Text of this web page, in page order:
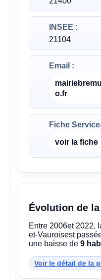
INSEE :
21104
Email :
o.fr
Fiche
voir la fiche
Évolution de
Entre 2006et 2022,
et-Vauroisest
une baisse de9
Voir le détail de la